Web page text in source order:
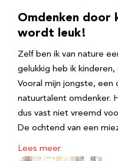
Omdenken door
wordt leuk!
Zelf ben ik van nature
gelukkig heb ik
Vooral mijn jongste, een
natuurtalent omdenker.
dus vast niet vreemd
De ochtend van een
Lees meer